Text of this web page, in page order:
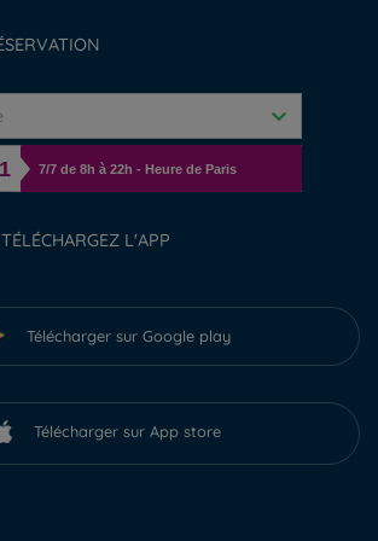
7/7 de 8h à 22h - Heure de Paris
L'APP
Télécharger sur Google play
Télécharger sur App store